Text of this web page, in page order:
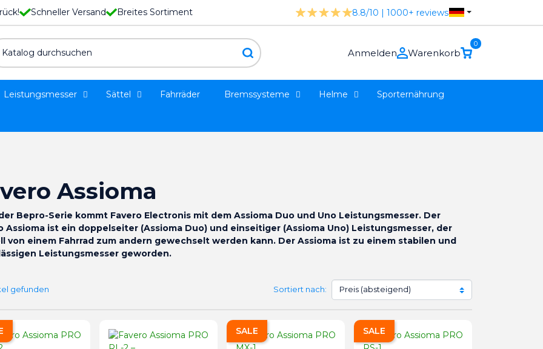
Schneller Versand Breites Sortiment 8.8/10 | 1000+ reviews
Anmelden
0
Warenkorb
Leistungsmesser Sättel Fahrräder Bremssysteme Helme Sporternährung
Assioma
Bepro-Serie kommt Favero Electronis mit dem Assioma Duo und Uno Leistungsmesser. Der
Assioma ist ein doppelseiter (Assioma Duo) und einseitiger (Assioma Uno) Leistungsmesser, der
von einem Fahrrad zum andern gewechselt werden kann. Der Assioma ist zu einem stabilen und
Leistungsmesser geworden.
gefunden Sortiert nach:
SALE SALE